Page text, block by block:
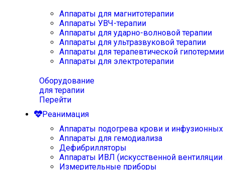
Аппараты для магнитотерапии
Аппараты УВЧ-терапии
Аппараты для ударно-волновой терапии
Аппараты для ультразвуковой терапии
Аппараты для терапевтической
Аппараты для электротерапии
Оборудование
для терапии
Перейти
Реанимация
Аппараты подогрева крови и инфузионных
Аппараты для гемодиализа
Дефибрилляторы
Аппараты ИВЛ (искусственной вентиляции
Измерительные приборы